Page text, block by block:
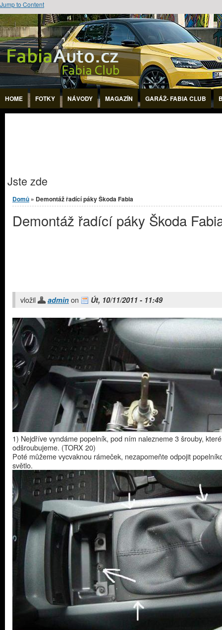
Jump to Content
HOME FOTKY NÁVODY MAGAZÍN GARÁŽ- FABIA CLUB
Jste zde
Domů » Demontáž řadící páky Škoda Fabia
Demontáž řadící páky Škoda
vložil admin on Út, 10/11/2011 - 11:49
1) Nejdříve vyndáme popelník, pod ním nalezneme 3 šrouby, které
odšroubujeme. (TORX 20)
Poté můžeme vycvaknou rámeček, nezapomeňte odpojit
světlo.